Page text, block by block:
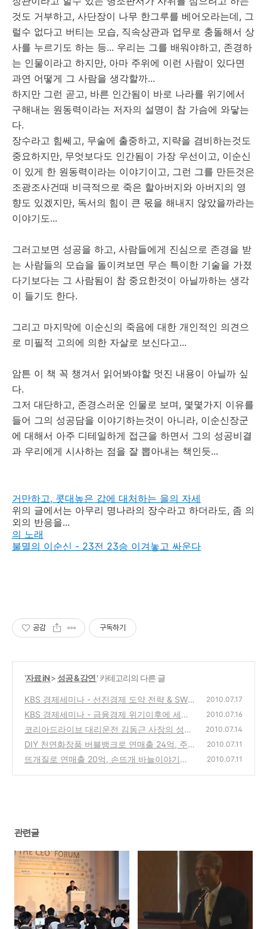
것도 거부하고, 사단장이 나무 한그루를 베어오라는데, 그
럴수 없다고 버티는 모습, 직속상관과 업무로 충돌해서 상
사를 누르기도 하는 등... 우리는 그를 배워야하고, 존경하
는 인물이라고 하지만, 아마 주위에 이런 사람이 있다면
과연 어떻게 그 사람을 생각할까...
하지만 그런 곧고, 바른 인간됨이 바로 나라를 위기에서
구해내는 원동력이라는 저자의 설명이 참 가슴에 와닿는
다.
장수라고 힘쎄고, 무술에 출중하고, 지략을 겸비하는것도
중요하지만, 무엇보다도 인간됨이 가장 우선이고, 이순신
이 있게 한 원동력이라는 이야기이고, 그런 그를 만든것은
조광조사건때 비극적으로 죽은 할아버지와 아버지의 영
향도 있겠지만, 독서의 힘이 큰 몫을 해내지 않았을까라는
이야기도...
그러고보면 성공을 하고, 사람들에게 진심으로 존경을 받
는 사람들의 모습을 돌이켜보면 무슨 특이한 기술을 가졌
다기보다는 그 사람됨이 참 중요한것이 아닐까하는 생각
이 들기도 한다.
그리고 마지막에 이순신의 죽음에 대한 개인적인 의견으
로 미필적 고의에 의한 자살로 보신다고...
암튼 이 책 꼭 챙겨서 읽어봐야할 멋진 내용이 아닐까 싶
다.
그저 대단하고, 존경스러운 인물로 보며, 몇몇가지 이유를
들어 그의 성공담을 이야기하는것이 아니라, 이순신장군
에 대해서 아주 디테일하게 접근을 하면서 그의 성공비결
과 우리에게 시사하는 점을 잘 뽑아내는 책인듯...
거만하고, 콧대높은 갑에 대처하는 을의 자세
위의 글에서는 아무리 명나라의 장수라고 하더라도, 좀 의
외의 반응을...
의 노래
불멸의 이순신 - 23전 23승 이겨놓고 싸운다
공감 구독하기
'자료 iN>성공 & 강연' 카테고리의 다른 글
KBS 경제세미나 - 선진경제 도약 전략 & SW
마에스트로, 최경환 지식경제부 장관
(0)
2010.07.17
KBS 경제세미나 - 금융경제 위기이후에 세계
경제, 이성태 전 한국은행총재
(0)
2010.07.16
코리아드라이브 대리운전 김동근 사장의 성공
비결
(10)
2010.07.14
DIY 천연화장품 버블뱅크로 연매출 24억, 주
부 정선아의 성공비결
(0)
2010.07.11
뜨개질로 연매출 20억, 손뜨개 바늘이야기의
2010.07.11
관련글